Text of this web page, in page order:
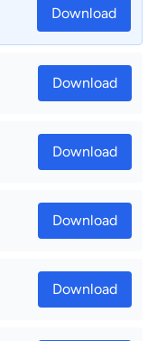
Download
Download
Download
Download
Download